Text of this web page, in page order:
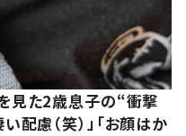
見た2歳息子の“衝撃
慮（笑）」「お顔はか